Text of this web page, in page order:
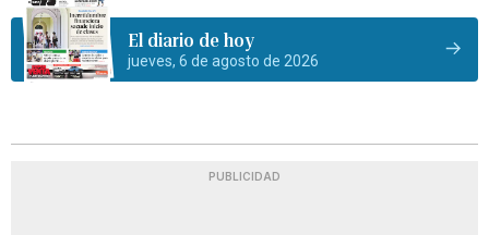
El diario de hoy
jueves, 6 de agosto de 2026
PUBLICIDAD